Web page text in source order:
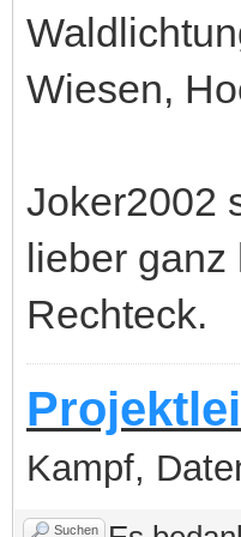
Wiesen,
Joker2002
lieber ganz
Rechteck.
Kampf,
Suchen